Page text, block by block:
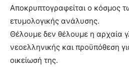
Αποκρυπτογραφείται ο κόσμος
ετυμολογικής ανάλυσης.
Θέλουμε δεν θέλουμε η αρχαία
νεοελληνικής και προϋπόθεση
οικείωσή της.